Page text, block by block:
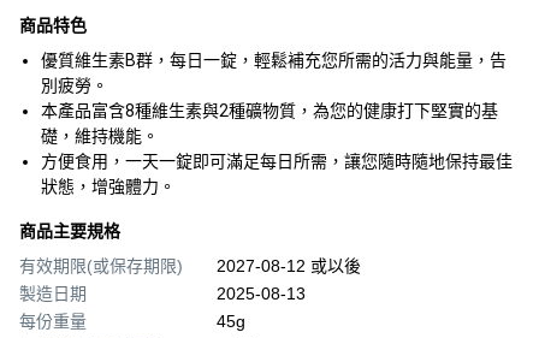
商品特色
優質維生素B群，每日一錠，輕鬆補充您所需的活力與能量，告
別疲勞。
本產品富含8種維生素與2種礦物質，為您的健康打下堅實的基
礎，維持機能。
方便食用，一天一錠即可滿足每日所需，讓您隨時隨地保持最佳
狀態，增強體力。
商品主要規格
有效期限(或保存期限)
2027-08-12 或以後
製造日期
2025-08-13
每份重量
45g